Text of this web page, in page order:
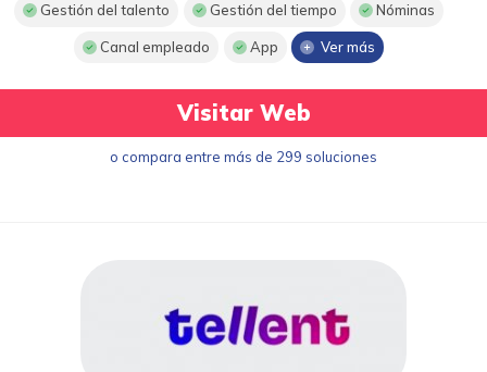
Gestión del talento Gestión del tiempo Nóminas
Canal empleado App Ver más
Visitar Web
o compara entre más de 299 soluciones